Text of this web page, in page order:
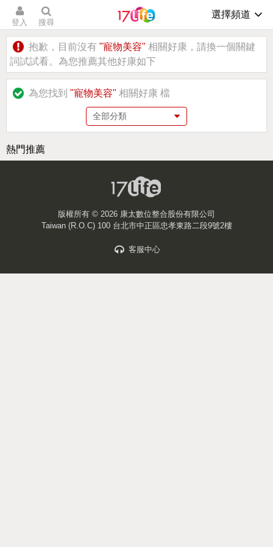
登入 搜尋
選擇頻道
抱歉，目前沒有 "寵物美容"相關好康，請換一個關鍵
詞試試看。為您推薦其他好康如下
為您找到 "寵物美容"相關好康檔
熱門推薦
版權所有 © 2026 康太數位整合股份有限公司
Taiwan (R.O.C) 100 台北市中正區忠孝東路二段9號2樓
客服中心